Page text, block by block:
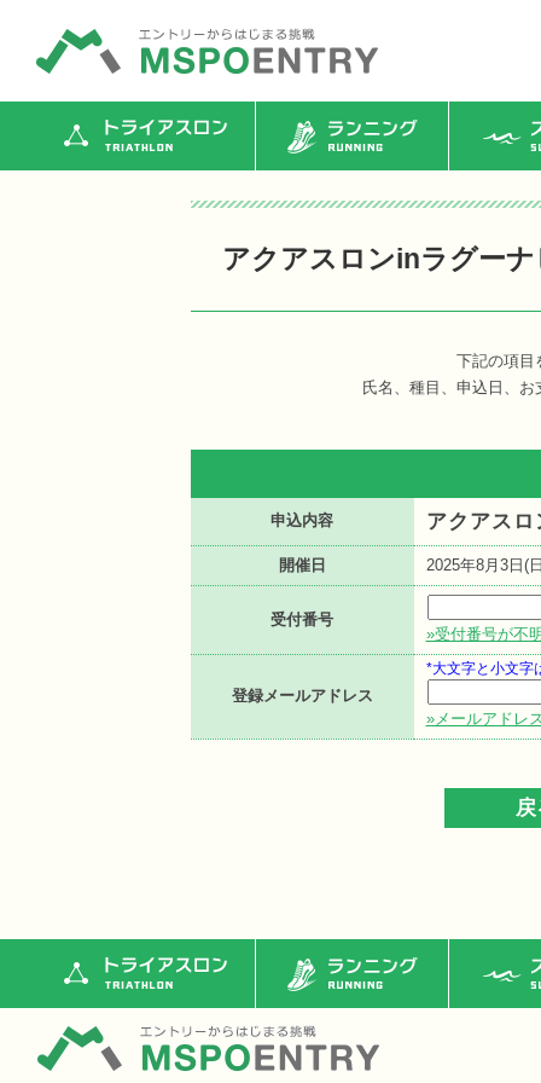
トライアスロン ランニング ス
アクアスロンinラグー
下記の項目
氏名、種目、申込日、
申込内容 アクアス
開催日 2025年8月3日(
受付番号
»受付番号が不
登録メールアドレス
*大文字と小文字
»メールアドレ
トライアスロン ランニング ス